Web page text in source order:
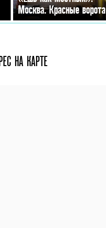
Москва. Красные ворота
НА КАРТЕ